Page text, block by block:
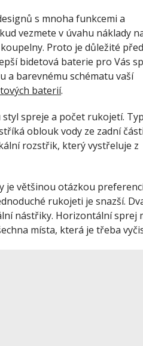
s mnoha funkcemi a
vezmete v úvahu náklady
Proto je důležité před
bidetová baterie pro Vás
a barevnému schématu vaší
baterií.
spreje a počet rukojetí.
oblouk vody ze zadní
rozstřik, který vystřeluje z
je většinou otázkou
rukojeti je snazší.
nástřiky. Horizontální sprej
místa, která je třeba